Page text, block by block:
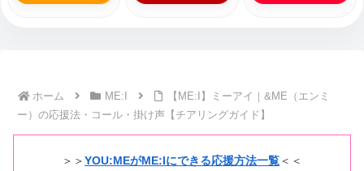
ホーム ME:I
【ME:I】ミーアイ｜&ME（エンミ
ー）の応援法・コール・掛け声【チアリングガイド】
＞＞ YOU:MEがME:Iにできる応援方法一覧 ＜＜